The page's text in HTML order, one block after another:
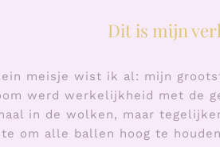
Dit is mijn
meisje wist ik al: mijn
werd werkelijkheid met de
in de wolken, maar
om alle ballen hoog te